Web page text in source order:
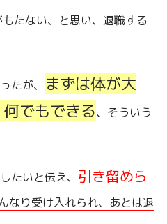
たない、と思い、退職する
たが、
まずは体が大
でもできる、そういう
たいと伝え、 引き留めら
なり受け入れられ、あとは退